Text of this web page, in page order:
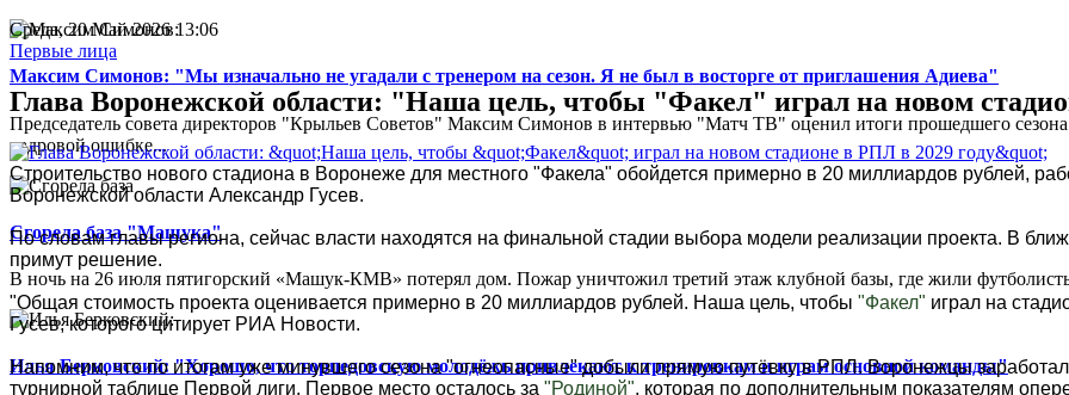
Максим Симонов: "Мы изначально не угадали с тренером на сезон. Я не был в восторге от приглашения Адиева"
Председатель совета директоров "Крыльев Советов" Максим Симонов в интервью "Матч ТВ" оценил итоги прошедшего сезона
кадровой ошибке...
Сгорела база "Машука"
В ночь на 26 июля пятигорский «Машук-КМВ» потерял дом. Пожар уничтожил третий этаж клубной базы, где жили
Илья Берковский: "Хорошо, что торпедовскую молодёжь привлекают к тренировкам и играм основной команды"
Среда, 20 Май 2026 13:06
Первые лица
Глава Воронежской области: "Наша цель, чтобы "Факел" играл на новом
Строительство нового стадиона в Воронеже для местного "Факела" обойдется примерно в 20 миллиардов рублей,
Воронежской области Александр Гусев.
По словам главы региона, сейчас власти находятся на финальной стадии выбора модели реализации проекта. В
примут решение.
"Общая стоимость проекта оценивается примерно в 20 миллиардов рублей. Наша цель, чтобы "Факел" играл на
Гусев, которого цитирует РИА Новости.
Напомним, что по итогам уже минувшего сезона "огнеопасные" добыли прямую путёвку в РПЛ. Воронежцы
турнирной таблице Первой лиги. Первое место осталось за "Родиной", которая по дополнительным показателям